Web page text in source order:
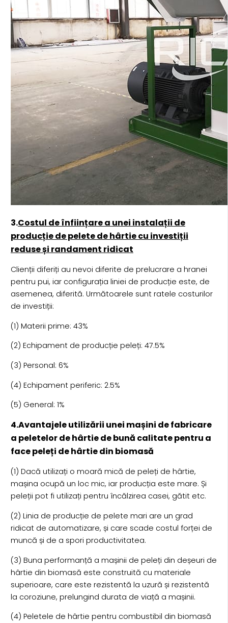
3.Costul de înființare a unei instalații de
producție de pelete de hârtie cu investiții
reduse și randament ridicat
Clienții diferiți au nevoi diferite de prelucrare a hranei
pentru pui, iar configurația liniei de producție este, de
asemenea, diferită. Următoarele sunt ratele costurilor
de investiții:
(1) Materii prime: 43%
(2) Echipament de producție peleți: 47.5%
(3) Personal: 6%
(4) Echipament periferic: 2.5%
(5) General: 1%
4.Avantajele utilizării unei mașini de fabricare
a peletelor de hârtie de bună calitate pentru a
face peleți de hârtie din biomasă
(1) Dacă utilizați o moară mică de peleți de hârtie,
mașina ocupă un loc mic, iar producția este mare. Și
peleții pot fi utilizați pentru încălzirea casei, gătit etc.
(2) Linia de producție de pelete mari are un grad
ridicat de automatizare, și care scade costul forței de
muncă și de a spori productivitatea.
(3) Buna performanță a mașinii de peleți din deșeuri de
hârtie din biomasă este construită cu materiale
superioare, care este rezistentă la uzură și rezistentă
la coroziune, prelungind durata de viață a mașinii.
(4) Peletele de hârtie pentru combustibil din biomasă